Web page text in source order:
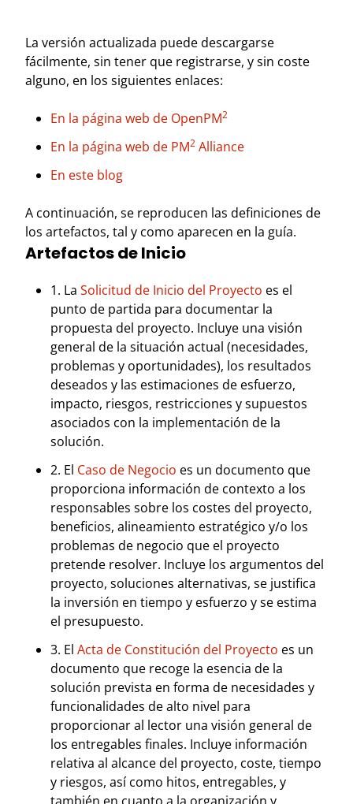
La versión actualizada puede descargarse
fácilmente, sin tener que registrarse, y sin coste
alguno, en los siguientes enlaces:
En la página web de OpenPM2
En la página web de PM2 Alliance
En este blog
A continuación, se reproducen las definiciones de
los artefactos, tal y como aparecen en la guía.
Artefactos de Inicio
1. La Solicitud de Inicio del Proyecto es el
punto de partida para documentar la
propuesta del proyecto. Incluye una visión
general de la situación actual (necesidades,
problemas y oportunidades), los resultados
deseados y las estimaciones de esfuerzo,
impacto, riesgos, restricciones y supuestos
asociados con la implementación de la
solución.
2. El Caso de Negocio es un documento que
proporciona información de contexto a los
responsables sobre los costes del proyecto,
beneficios, alineamiento estratégico y/o los
problemas de negocio que el proyecto
pretende resolver. Incluye los argumentos del
proyecto, soluciones alternativas, se justifica
la inversión en tiempo y esfuerzo y se estima
el presupuesto.
3. El Acta de Constitución del Proyecto es un
documento que recoge la esencia de la
solución prevista en forma de necesidades y
funcionalidades de alto nivel para
proporcionar al lector una visión general de
los entregables finales. Incluye información
relativa al alcance del proyecto, coste, tiempo
y riesgos, así como hitos, entregables, y